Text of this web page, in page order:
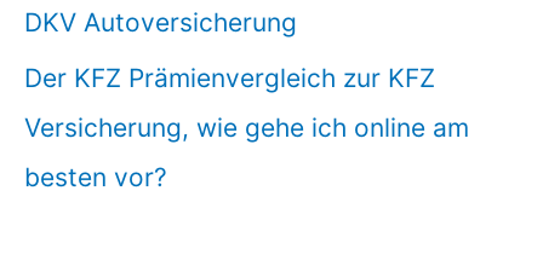
DKV Autoversicherung
Der KFZ Prämienvergleich zur KFZ
Versicherung, wie gehe ich online am
besten vor?